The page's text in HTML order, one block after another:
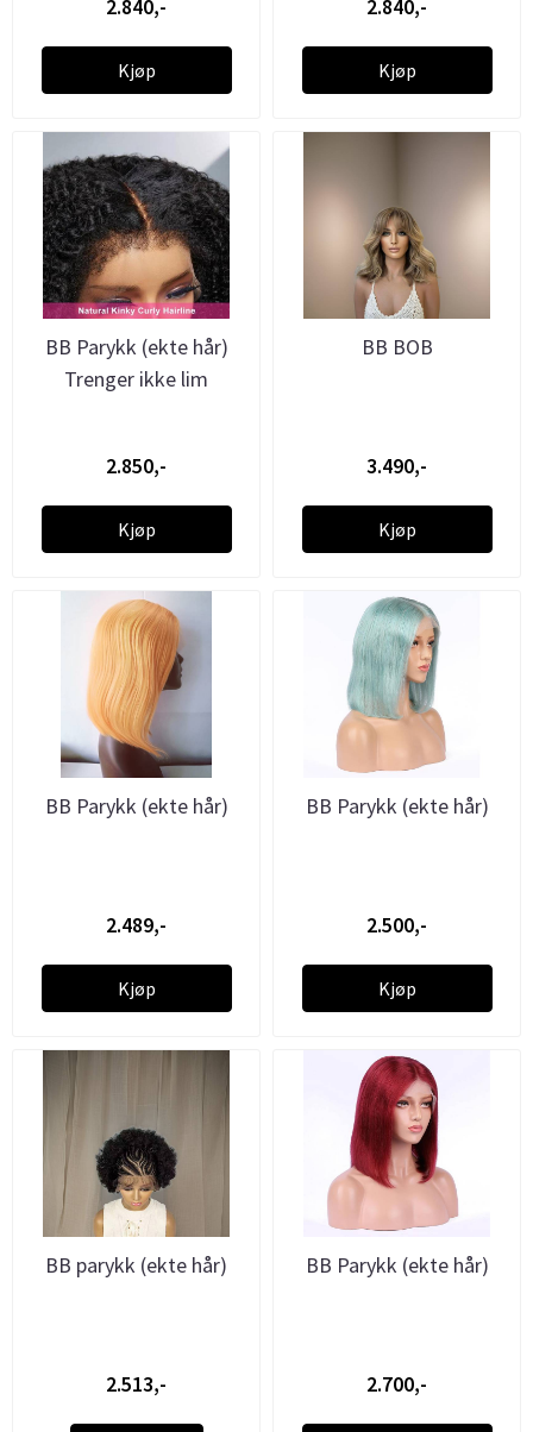
2.840,-
Kjøp
2.840,-
Kjøp
BB Parykk (ekte hår)
Trenger ikke lim
2.850,-
Kjøp
BB BOB
3.490,-
Kjøp
BB Parykk (ekte hår)
2.489,-
Kjøp
BB Parykk (ekte hår)
2.500,-
Kjøp
BB parykk (ekte hår)
2.513,-
BB Parykk (ekte hår)
2.700,-